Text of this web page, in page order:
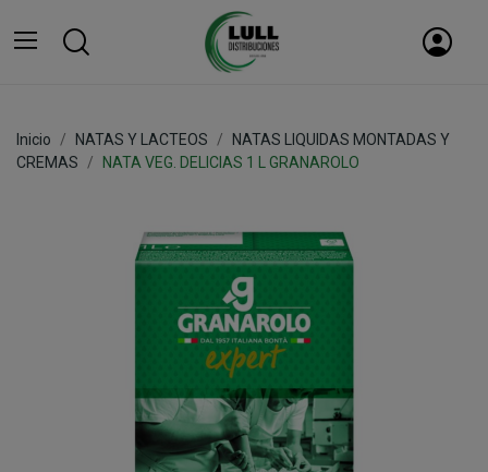
Inicio NATAS Y LACTEOS
NATAS LIQUIDAS MONTADAS Y
CREMAS
NATA VEG. DELICIAS 1 L GRANAROLO